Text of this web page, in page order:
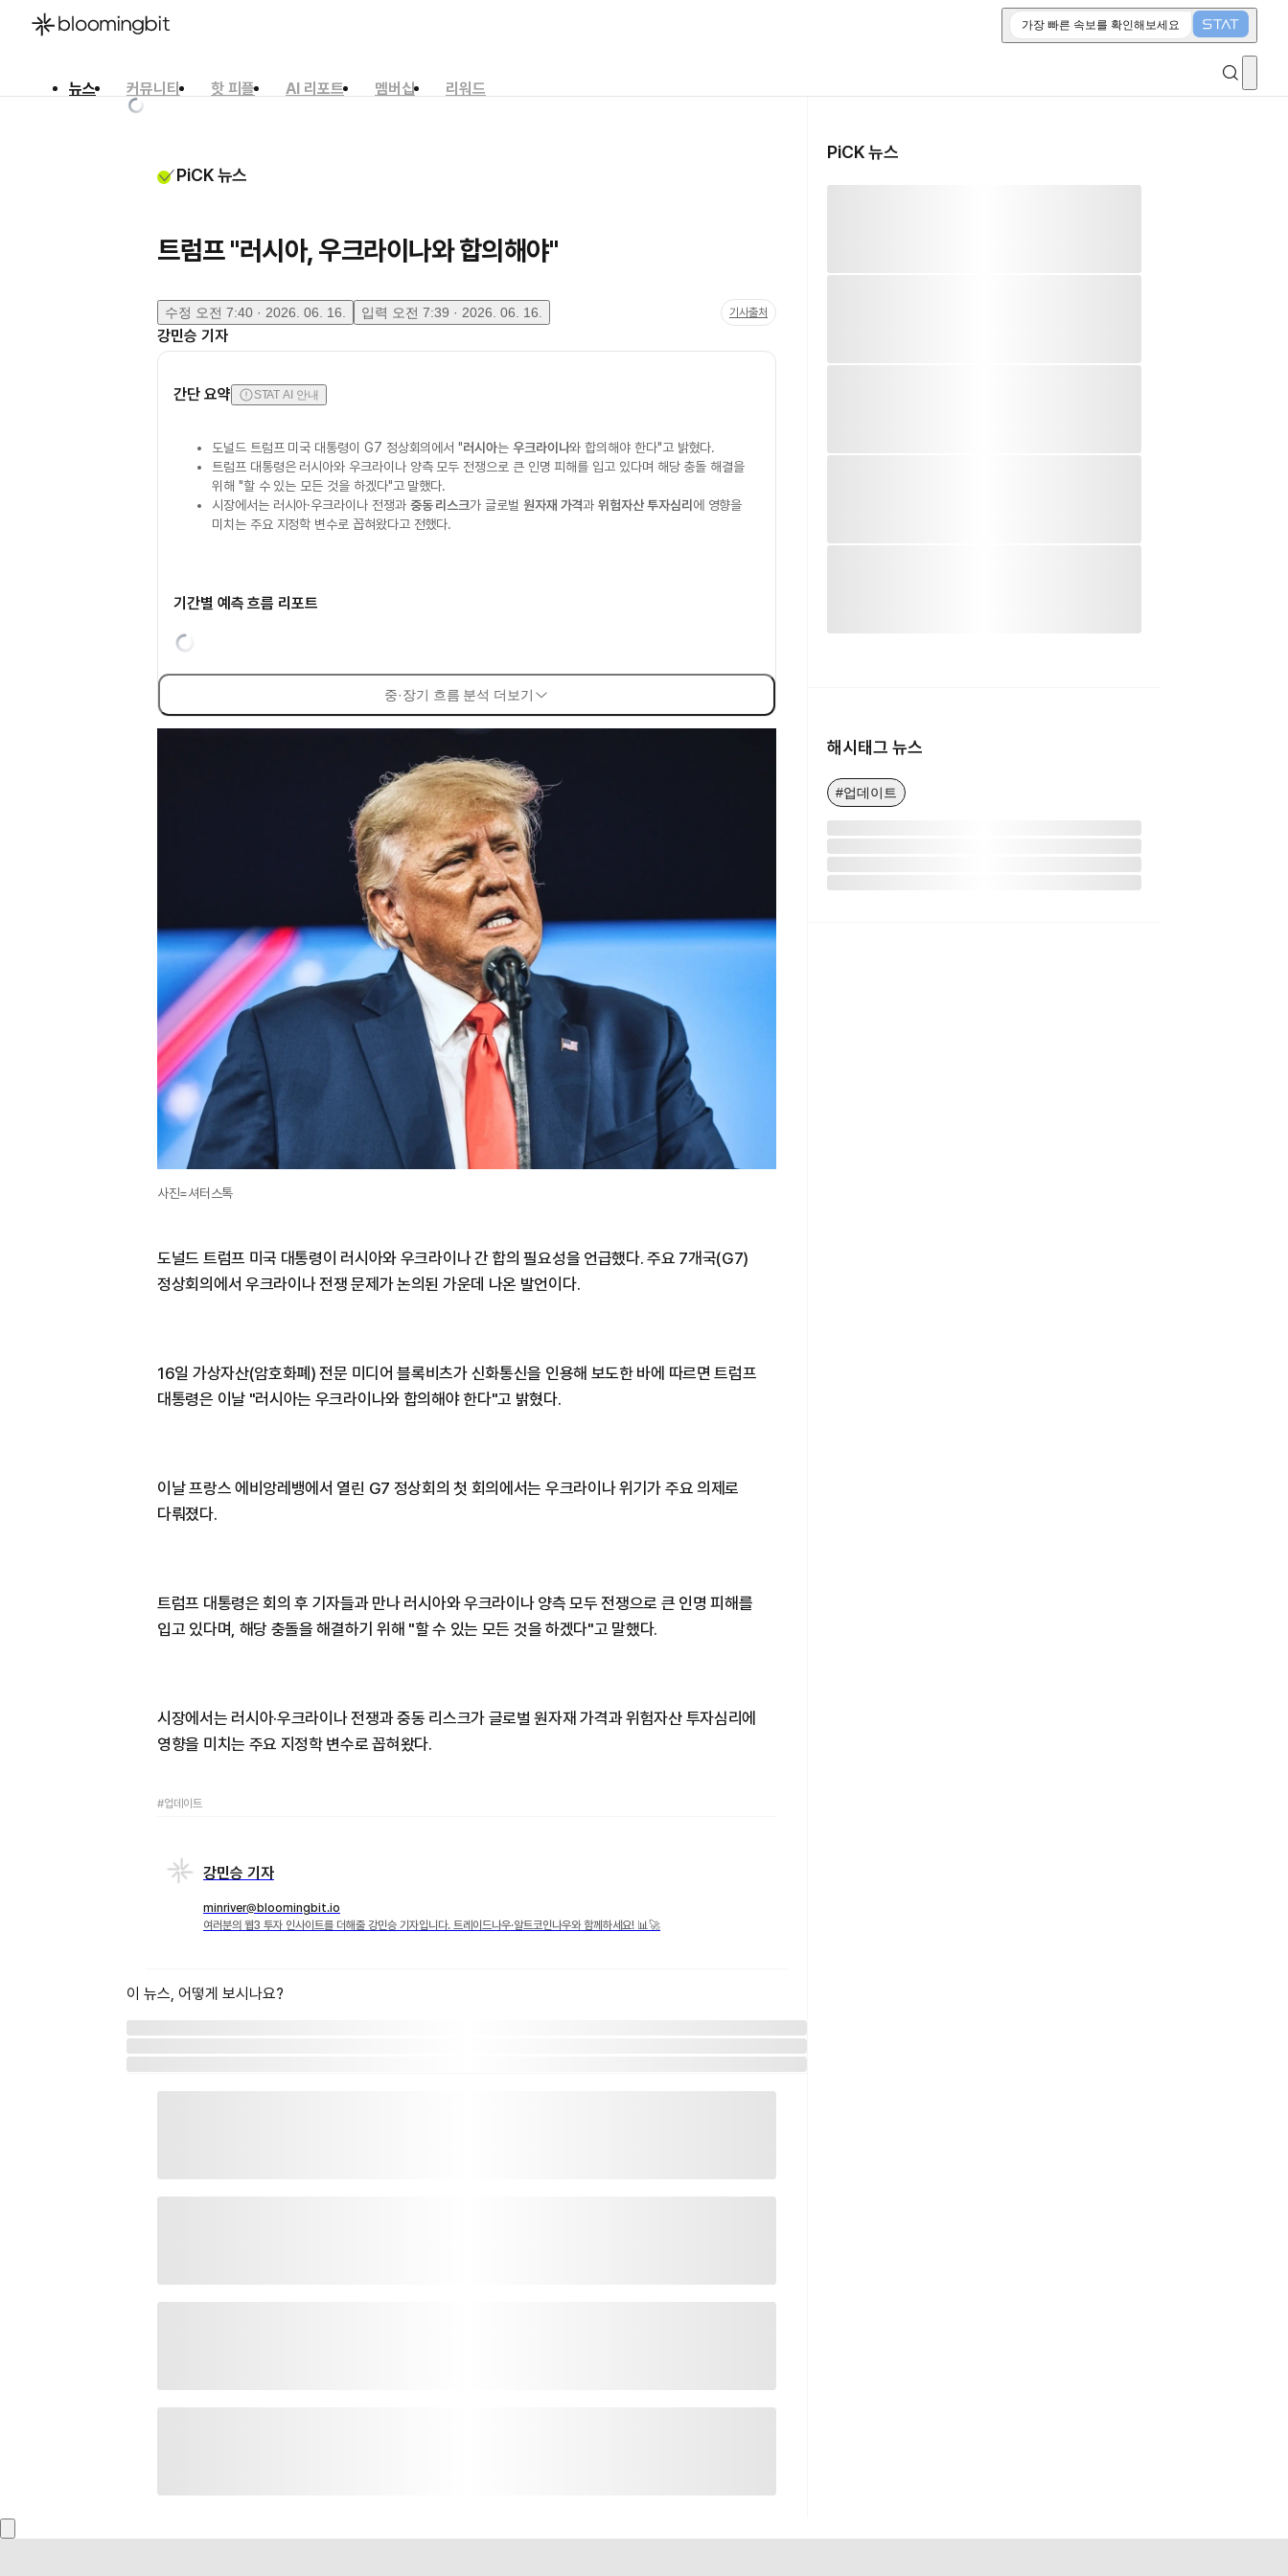
가장 빠른 속보를 확인해보세요
뉴스 커뮤니티 핫 피플 AI 리포트 멤버십
리워드
PiCK 뉴스
트럼프 "러시아, 우크라이나와 합의해야"
수정 오전 7:40 · 2026. 06. 16. 입력 오전 7:39 · 2026. 06. 16. 기사출처
강민승 기자
간단 요약 STAT AI 안내
도널드 트럼프 미국 대통령이 G7 정상회의에서 "러시아는 우크라이나와 합의해야 한다"고 밝혔다.
트럼프 대통령은 러시아와 우크라이나 양측 모두 전쟁으로 큰 인명 피해를 입고 있다며 해당 충돌 해결을
위해 "할 수 있는 모든 것을 하겠다"고 말했다.
시장에서는 러시아·우크라이나 전쟁과 중동 리스크가 글로벌 원자재 가격과위험자산 투자심리 에 영향을
미치는 주요 지정학 변수로 꼽혀왔다고 전했다.
기간별 예측 흐름 리포트
중·장기 흐름 분석 더보기
사진=셔터스톡
도널드 트럼프 미국 대통령이 러시아와 우크라이나 간 합의 필요성을 언급했다. 주요 7개국(G7)
정상회의에서 우크라이나 전쟁 문제가 논의된 가운데 나온 발언이다.
16일 가상자산(암호화폐) 전문 미디어 블록비츠가 신화통신을 인용해 보도한 바에 따르면 트럼프
대통령은 이날 "러시아는 우크라이나와 합의해야 한다"고 밝혔다.
이날 프랑스 에비앙레뱅에서 열린 G7 정상회의 첫 회의에서는 우크라이나 위기가 주요 의제로
다뤄졌다.
트럼프 대통령은 회의 후 기자들과 만나 러시아와 우크라이나 양측 모두 전쟁으로 큰 인명 피해를
입고 있다며, 해당 충돌을 해결하기 위해 "할 수 있는 모든 것을 하겠다"고 말했다.
시장에서는 러시아·우크라이나 전쟁과 중동 리스크가 글로벌 원자재 가격과 위험자산 투자심리에
영향을 미치는 주요 지정학 변수로 꼽혀왔다.
#업데이트
강민승 기자
minriver@bloomingbit.io
여러분의 웹3 투자 인사이트를 더해줄 강민승 기자입니다. 트레이드나우·알트코인나우와 함께하세요! 📊🚀
이 뉴스, 어떻게 보시나요?
PiCK 뉴스
해시태그 뉴스
#업데이트